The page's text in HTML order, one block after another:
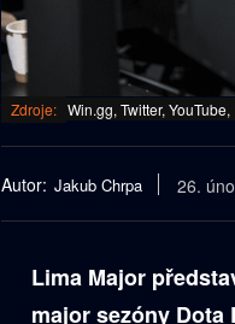
Zdroje: Win.gg, Twitter,
Autor: Jakub Chrpa 26.
Lima Major
major sezóny